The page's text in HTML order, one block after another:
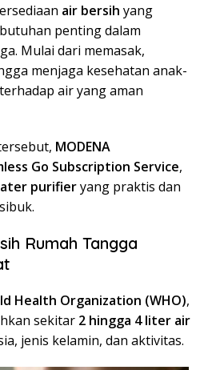
air bersih yang
penting dalam
Mulai dari memasak,
menjaga kesehatan anak-
air yang aman
MODENA
Go Subscription Service,
purifieryang praktis dan
Rumah Tangga
Health Organization (WHO),
sekitar 2 hingga 4 liter air
jenis kelamin, dan aktivitas.